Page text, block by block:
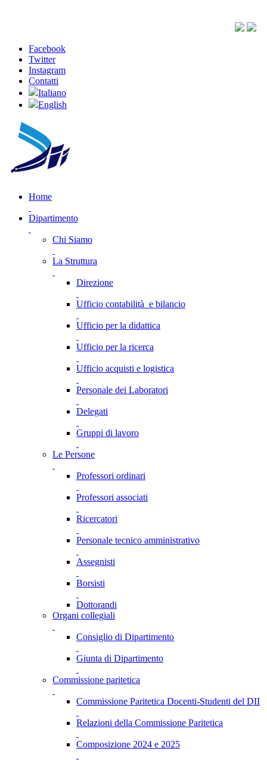
Facebook
Twitter
Instagram
Contatti
Italiano
English
Home
Dipartimento
Chi Siamo
La Struttura
Direzione
Ufficio contabilità e bilancio
Ufficio per la didattica
Ufficio per la ricerca
Ufficio acquisti e logistica
Personale dei Laboratori
Delegati
Gruppi di lavoro
Le Persone
Professori ordinari
Professori associati
Ricercatori
Personale tecnico amministrativo
Assegnisti
Borsisti
Dottorandi
Organi collegiali
Consiglio di Dipartimento
Giunta di Dipartimento
Commissione paritetica
Commissione Paritetica Docenti-Studenti del DII
Relazioni della Commissione Paritetica
Composizione 2024 e 2025